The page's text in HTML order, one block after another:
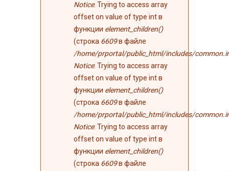
Notice: Trying to access array
offset on value of type int в
функции element_children()
(строка 6609в файле
/home/prportal/public_html/includes/
Notice: Trying to access array
offset on value of type int в
функции element_children()
(строка 6609в файле
/home/prportal/public_html/includes/
Notice: Trying to access array
offset on value of type int в
функции element_children()
(строка 6609в файле